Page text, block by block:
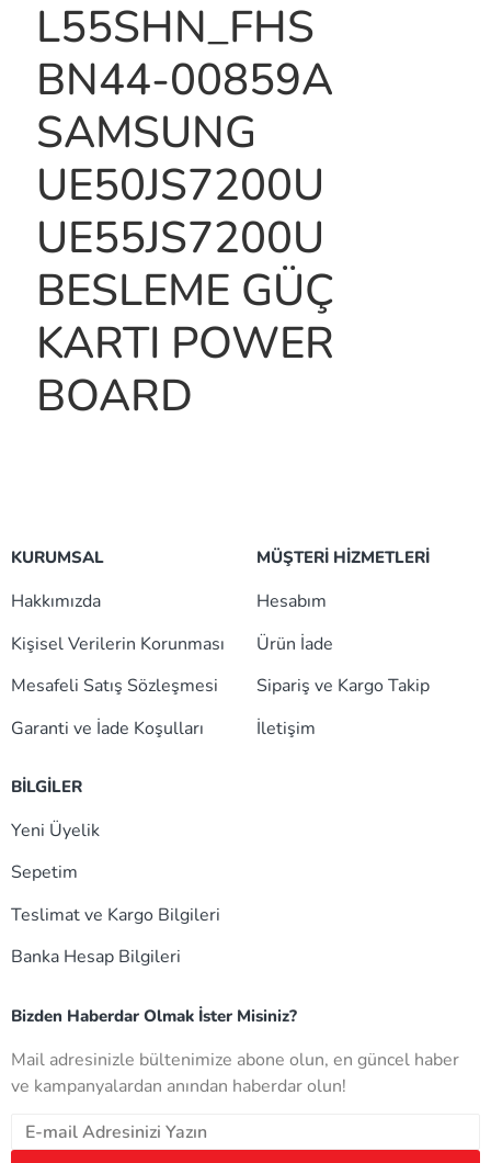
L55SHN_FHS
BN44-00859A
SAMSUNG
UE50JS7200U
UE55JS7200U
BESLEME GÜÇ
KARTI POWER
BOARD
KURUMSAL
Hakkımızda
Kişisel Verilerin Korunması
Mesafeli Satış Sözleşmesi
Garanti ve İade Koşulları
MÜŞTERİ HİZMETLERİ
Hesabım
Ürün İade
Sipariş ve Kargo Takip
İletişim
BİLGİLER
Yeni Üyelik
Sepetim
Teslimat ve Kargo Bilgileri
Banka Hesap Bilgileri
Bizden Haberdar Olmak İster Misiniz?
Mail adresinizle bültenimize abone olun, en güncel haber
ve kampanyalardan anından haberdar olun!